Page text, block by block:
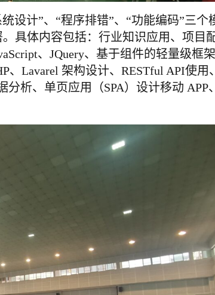
设计”、“程序排错”、“功能编码”三个
具体内容包括：行业知识应用、项目
、JQuery、基于组件的轻量级框
、Lavarel 架构设计、RESTful API使用
析、单页应用（SPA）设计移动 APP